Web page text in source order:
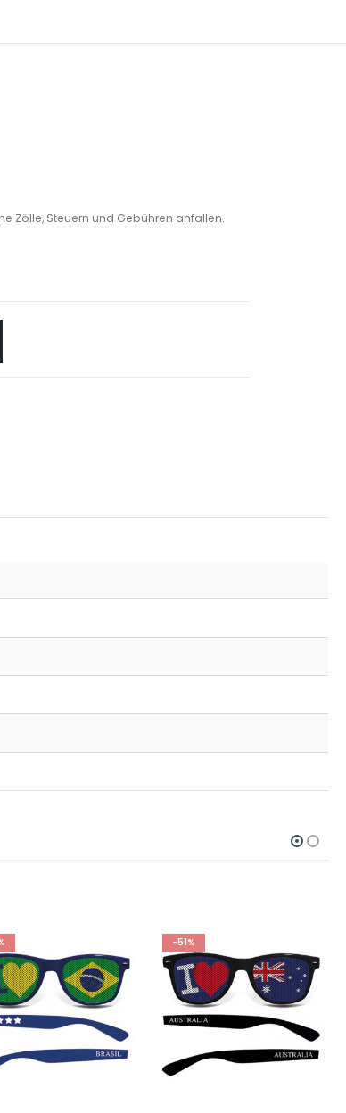
Zölle, Steuern und Gebühren anfallen.
-51%